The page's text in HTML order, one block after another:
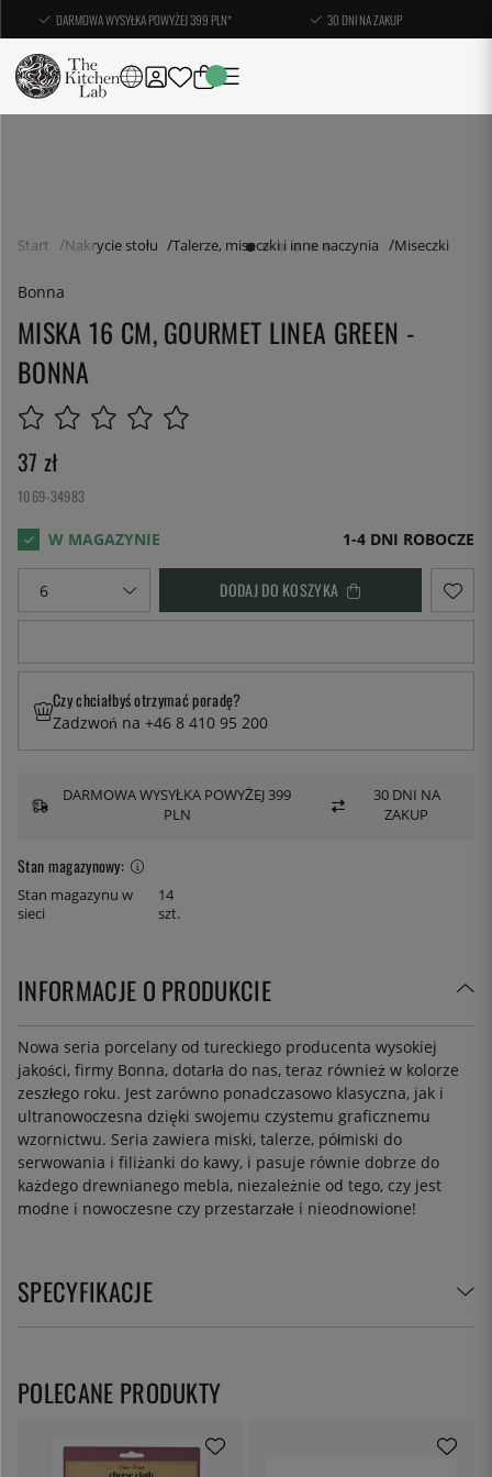
DARMOWA WYSYŁKA POWYŻEJ 399 PLN* 30 DNI NA ZAKUP
Start Nakrycie stołu Talerze, miseczki i inne naczynia Miseczki
Bonna
MISKA 16 CM, GOURMET LINEA GREEN -
BONNA
37 zł
1069-34983
1-4 DNI ROBOCZE
DODAJ DO KOSZYKA
Stan magazynowy:
Stan magazynu w
sieci
14
szt.
Czy chciałbyś otrzymać poradę?
Zadzwoń na +46 8 410 95 200
DARMOWA WYSYŁKA POWYŻEJ 399
PLN
30 DNI NA
ZAKUP
INFORMACJE O PRODUKCIE
Nowa seria porcelany od tureckiego producenta wysokiej
jakości, firmy Bonna, dotarła do nas, teraz również w kolorze
zeszłego roku. Jest zarówno ponadczasowo klasyczna, jak i
ultranowoczesna dzięki swojemu czystemu graficznemu
wzornictwu. Seria zawiera miski, talerze, półmiski do
serwowania i filiżanki do kawy, i pasuje równie dobrze do
każdego drewnianego mebla, niezależnie od tego, czy jest
modne i nowoczesne czy przestarzałe i nieodnowione!
SPECYFIKACJE
POLECANE PRODUKTY